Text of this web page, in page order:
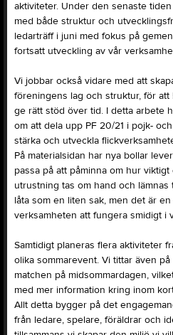
aktiviteter. Under den senaste
med både struktur och
ledarträff i juni med fokus på
fortsatt utveckling av vår
Vi jobbar också vidare med att
föreningens lag och struktur, för
ge rätt stöd över tid. I detta arbete
om att dela upp PF 20/21 i pojk-
stärka och utveckla
På materialsidan har nya bollar
passa på att påminna om hur
utrustning tas om hand och
låta som en liten sak, men det är
verksamheten att fungera smidigt i
Samtidigt planeras flera aktiviteter
olika sommarevent. Vi tittar även
matchen på midsommardagen,
med mer information kring inom
Allt detta bygger på det
från ledare, spelare, föräldrar och